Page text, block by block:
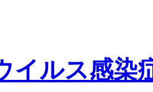
イルス感